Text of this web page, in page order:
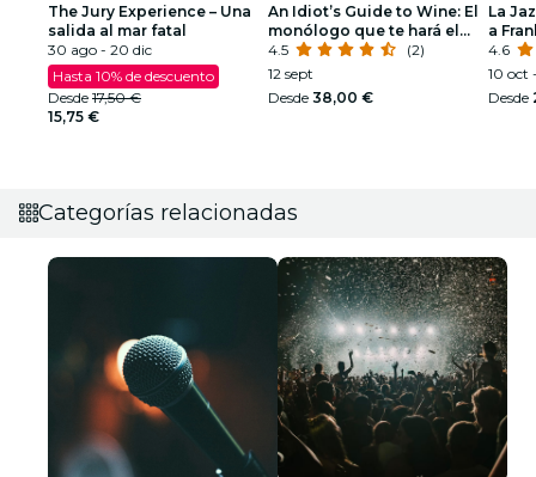
The Jury Experience – Una
salida al mar fatal
30 ago - 20 dic
Hasta 10% de descuento
Desde 17,50 €
15,75 €
An Idiot’s Guide to Wine: El
monólogo que te hará el
alma de la fiesta
4.5
(2)
12 sept
Desde 38,00 €
La
a
4.6
10 oct
Desde
Categorías relacionadas